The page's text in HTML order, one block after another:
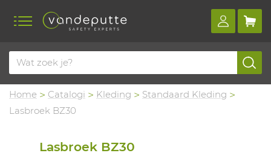
Home Catalogi Kleding
Standaard Kleding
Lasbroek BZ30
Lasbroek BZ30